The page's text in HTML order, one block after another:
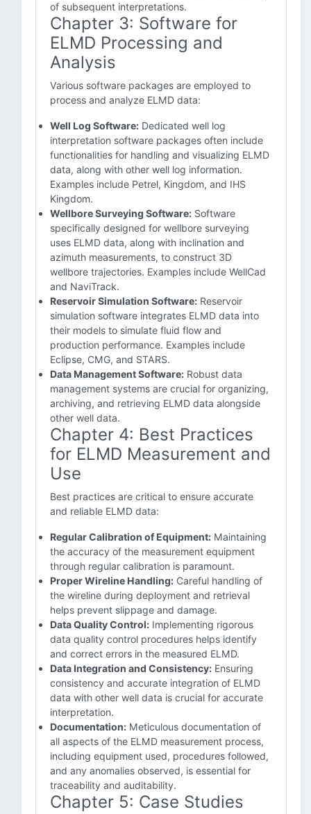
of subsequent interpretations.
Chapter 3: Software for
ELMD Processing and
Analysis
Various software packages are employed to
process and analyze ELMD data:
Well Log Software: Dedicated well log
interpretation software packages often include
functionalities for handling and visualizing ELMD
data, along with other well log information.
Examples include Petrel, Kingdom, and IHS
Kingdom.
Wellbore Surveying Software: Software
specifically designed for wellbore surveying
uses ELMD data, along with inclination and
azimuth measurements, to construct 3D
wellbore trajectories. Examples include WellCad
and NaviTrack.
Reservoir Simulation Software: Reservoir
simulation software integrates ELMD data into
their models to simulate fluid flow and
production performance. Examples include
Eclipse, CMG, and STARS.
Data Management Software: Robust data
management systems are crucial for organizing,
archiving, and retrieving ELMD data alongside
other well data.
Chapter 4: Best Practices
for ELMD Measurement and
Use
Best practices are critical to ensure accurate
and reliable ELMD data:
Regular Calibration of Equipment: Maintaining
the accuracy of the measurement equipment
through regular calibration is paramount.
Proper Wireline Handling: Careful handling of
the wireline during deployment and retrieval
helps prevent slippage and damage.
Data Quality Control: Implementing rigorous
data quality control procedures helps identify
and correct errors in the measured ELMD.
Data Integration and Consistency: Ensuring
consistency and accurate integration of ELMD
data with other well data is crucial for accurate
interpretation.
Documentation: Meticulous documentation of
all aspects of the ELMD measurement process,
including equipment used, procedures followed,
and any anomalies observed, is essential for
traceability and auditability.
Chapter 5: Case Studies